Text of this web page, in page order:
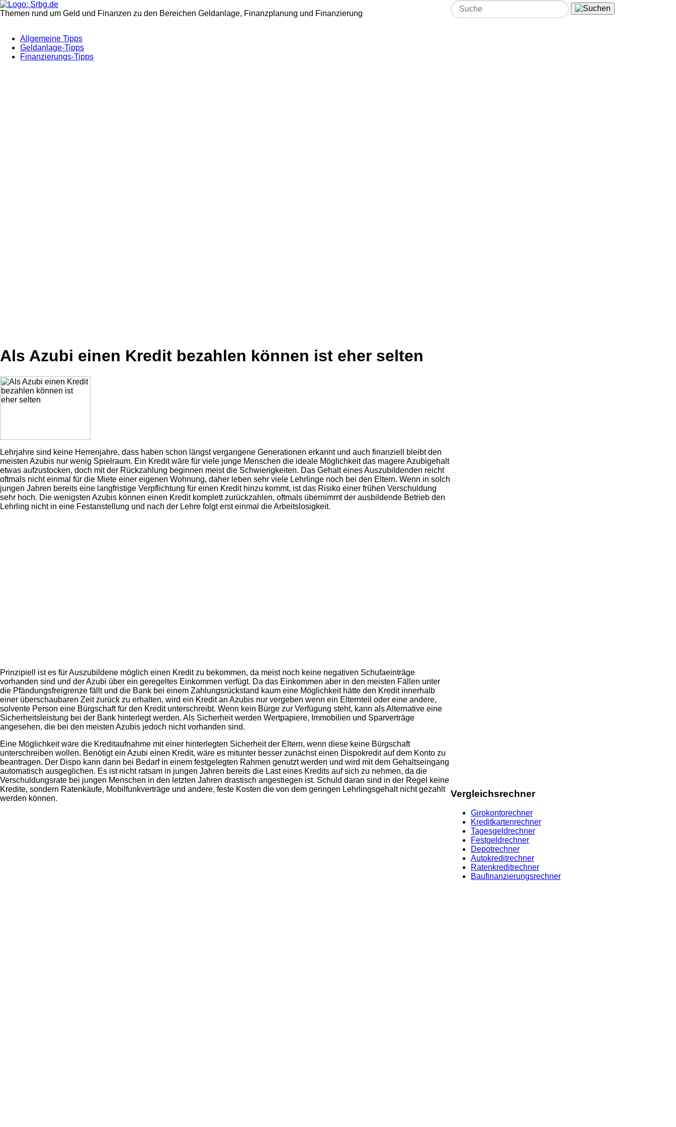
Themen rund um Geld und Finanzen zu den Bereichen Geldanlage, Finanzplanung und Finanzierung
Allgemeine Tipps
Geldanlage-Tipps
Finanzierungs-Tipps
Als Azubi einen Kredit bezahlen können ist eher selten
Lehrjahre sind keine Herrenjahre, dass haben schon längst vergangene Generationen erkannt und auch finanziell bleibt den
meisten Azubis nur wenig Spielraum. Ein Kredit wäre für viele junge Menschen die ideale Möglichkeit das magere Azubigehalt
etwas aufzustocken, doch mit der Rückzahlung beginnen meist die Schwierigkeiten. Das Gehalt eines Auszubildenden reicht
oftmals nicht einmal für die Miete einer eigenen Wohnung, daher leben sehr viele Lehrlinge noch bei den Eltern. Wenn in solch
jungen Jahren bereits eine langfristige Verpflichtung für einen Kredit hinzu kommt, ist das Risiko einer frühen Verschuldung
sehr hoch. Die wenigsten Azubis können einen Kredit komplett zurückzahlen, oftmals übernimmt der ausbildende Betrieb den
Lehrling nicht in eine Festanstellung und nach der Lehre folgt erst einmal die Arbeitslosigkeit.
Prinzipiell ist es für Auszubildene möglich einen Kredit zu bekommen, da meist noch keine negativen Schufaeinträge
vorhanden sind und der Azubi über ein geregeltes Einkommen verfügt. Da das Einkommen aber in den meisten Fällen unter
die Pfändungsfreigrenze fällt und die Bank bei einem Zahlungsrückstand kaum eine Möglichkeit hätte den Kredit innerhalb
einer überschaubaren Zeit zurück zu erhalten, wird ein Kredit an Azubis nur vergeben wenn ein Elternteil oder eine andere,
solvente Person eine Bürgschaft für den Kredit unterschreibt. Wenn kein Bürge zur Verfügung steht, kann als Alternative eine
Sicherheitsleistung bei der Bank hinterlegt werden. Als Sicherheit werden Wertpapiere, Immobilien und Sparverträge
angesehen, die bei den meisten Azubis jedoch nicht vorhanden sind.
Eine Möglichkeit wäre die Kreditaufnahme mit einer hinterlegten Sicherheit der Eltern, wenn diese keine Bürgschaft
unterschreiben wollen. Benötigt ein Azubi einen Kredit, wäre es mitunter besser zunächst einen Dispokredit auf dem Konto zu
beantragen. Der Dispo kann dann bei Bedarf in einem festgelegten Rahmen genutzt werden und wird mit dem Gehaltseingang
automatisch ausgeglichen. Es ist nicht ratsam in jungen Jahren bereits die Last eines Kredits auf sich zu nehmen, da die
Verschuldungsrate bei jungen Menschen in den letzten Jahren drastisch angestiegen ist. Schuld daran sind in der Regel keine
Kredite, sondern Ratenkäufe, Mobilfunkverträge und andere, feste Kosten die von dem geringen Lehrlingsgehalt nicht gezahlt
werden können.
Vergleichsrechner
Girokontorechner
Kreditkartenrechner
Tagesgeldrechner
Festgeldrechner
Depotrechner
Autokreditrechner
Ratenkreditrechner
Baufinanzierungsrechner